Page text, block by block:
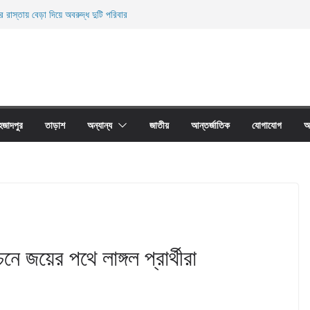
রাস্তায় বেড়া দিয়ে অবরুদ্ধ দুটি পরিবার
তাড়াশ অন্যান্য জাতীয় আন্তর্জাতিক যোগাযোগ
জয়ের পথে লাঙ্গল প্রার্থীরা